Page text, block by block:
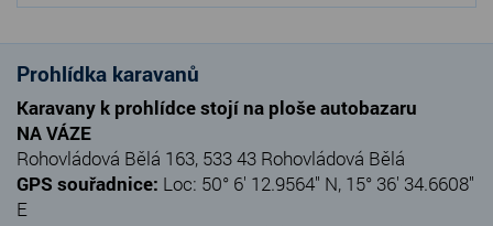
Prohlídka karavanů
Karavany k prohlídce stojí na ploše autobazaru
NA VÁZE
Rohovládová Bělá 163, 533 43 Rohovládová Bělá
GPS souřadnice: Loc: 50° 6' 12.9564" N, 15° 36' 34.6608"
E